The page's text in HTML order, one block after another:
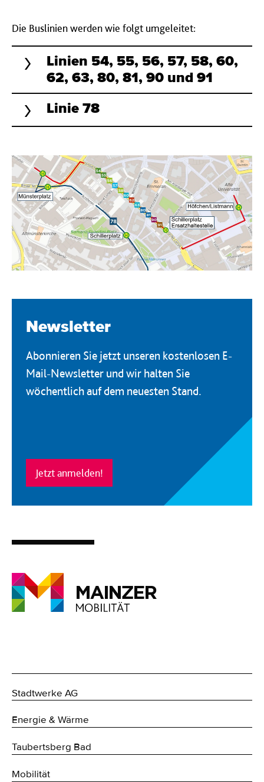
Die Buslinien werden wie folgt umgeleitet:
Linien 54, 55, 56, 57, 58, 60,
62, 63, 80, 81, 90 und 91
Linie 78
Newsletter
Abonnieren Sie jetzt unseren kostenlosen E-
Mail-Newsletter und wir halten Sie
wöchentlich auf dem neuesten Stand.
Jetzt anmelden!
Stadtwerke AG
Energie & Wärme
Taubertsberg Bad
Mobilität